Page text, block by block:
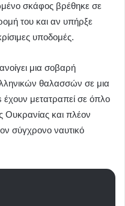
σκάφος βρέθηκε σε
του και αν υπήρξε
υποδομές.
μια σοβαρή
θαλασσών σε μια
μετατραπεί σε όπλο
και πλέον
σύγχρονο ναυτικό